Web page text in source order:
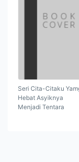
Seri Cita-Citaku
Hebat Asyiknya
Menjadi Tentara